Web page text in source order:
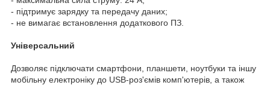
- підтримує зарядку та передачу даних;
- не вимагає встановлення додаткового ПЗ.
Універсальний
Дозволяє підключати смартфони, планшети, ноутбуки та іншу
мобільну електроніку до USB-роз'ємів комп'ютерів, а також